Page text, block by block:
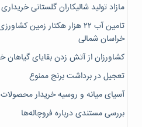
مازاد تولید شالیکاران گلستانی
تامین آب ۲۲ هزار هکتار زمین
خراسان شمالی
کشاورزان از آتش زدن بقایای گیاهان
تعجیل در برداشت برنج ممنوع
آسیای میانه و روسیه خریدار
بررسی مستندی درباره فروچاله‌ها